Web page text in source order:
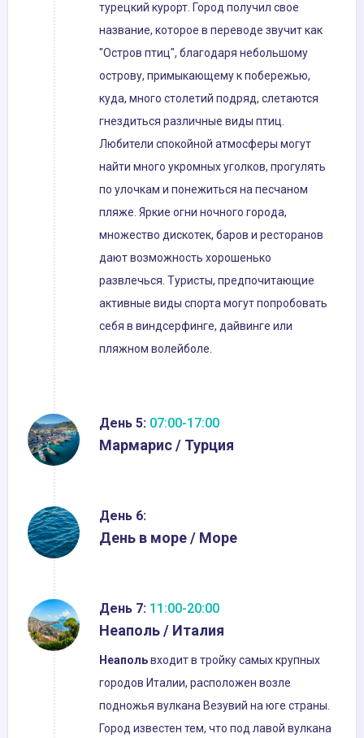
турецкий курорт. Город получил свое
название, которое в переводе звучит как
"Остров птиц", благодаря небольшому
острову, примыкающему к побережью,
куда, много столетий подряд, слетаются
гнездиться различные виды птиц.
Любители спокойной атмосферы могут
найти много укромных уголков, прогулять
по улочкам и понежиться на песчаном
пляже. Яркие огни ночного города,
множество дискотек, баров и ресторанов
дают возможность хорошенько
развлечься. Туристы, предпочитающие
активные виды спорта могут попробовать
себя в виндсерфинге, дайвинге или
пляжном волейболе.
День 5: 07:00-17:00
Мармарис / Турция
День 6:
День в море / Море
День 7: 11:00-20:00
Неаполь / Италия
Неапольвходит в тройку самых крупных
городов Италии, расположен возле
подножья вулкана Везувий на юге страны.
Город известен тем, что под лавой вулкана